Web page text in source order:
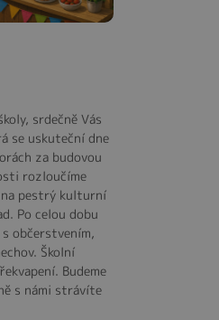
srdečně Vás
se uskuteční dne
za budovou
rozloučíme
pestrý kulturní
Po celou dobu
občerstvením,
Školní
Budeme
s námi strávíte